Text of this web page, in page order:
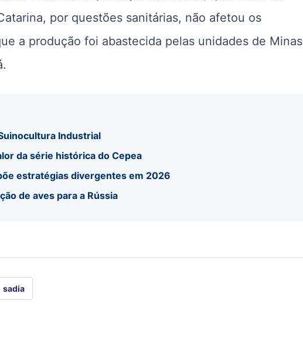
por questões sanitárias, não afetou os
a produção foi abastecida pelas unidades de Minas
Industrial
da série histórica do Cepea
estratégias divergentes em 2026
de aves para a Rússia
sadia